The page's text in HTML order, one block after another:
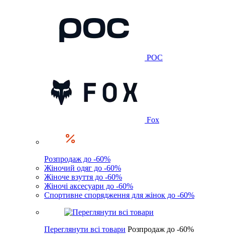
POC
Fox
Розпродаж до -60%
Жіночий одяг до -60%
Жіноче взуття до -60%
Жіночі аксесуари до -60%
Спортивне спорядження для жінок до -60%
Переглянути всі товари Розпродаж до -60%